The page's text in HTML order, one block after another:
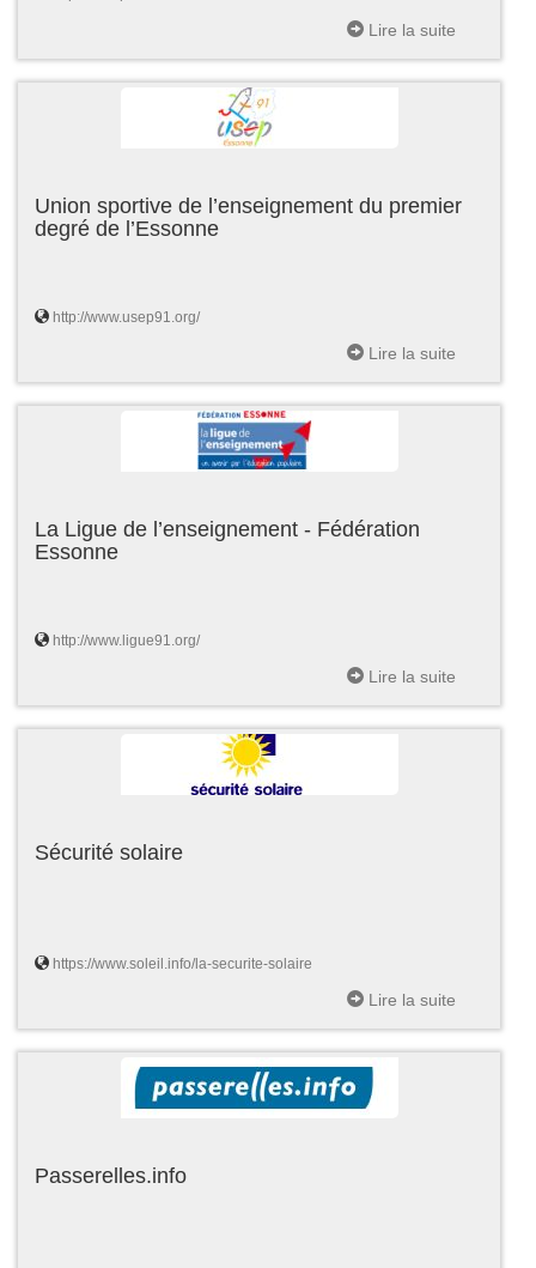
Lire la suite
Union sportive de l’enseignement du premier
degré de l’Essonne
http://www.usep91.org/
Lire la suite
La Ligue de l’enseignement - Fédération
Essonne
http://www.ligue91.org/
Lire la suite
Sécurité solaire
https://www.soleil.info/la-securite-solaire
Lire la suite
Passerelles.info